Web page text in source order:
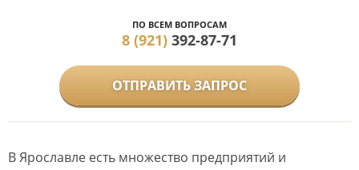
ПО ВСЕМ ВОПРОСАМ
8 (921) 392-87-71
ОТПРАВИТЬ ЗАПРОС
В Ярославле есть множество предприятий и